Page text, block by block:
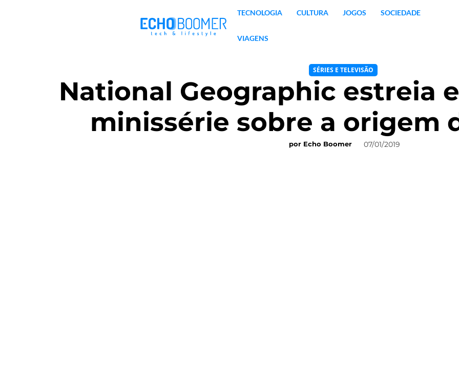
TECNOLOGIA CULTURA JOGOS SOCIEDADE
VIAGENS
SÉRIES E TELEVISÃO
National Geographic estreia
minissérie sobre a origem
por Echo Boomer 07/01/2019